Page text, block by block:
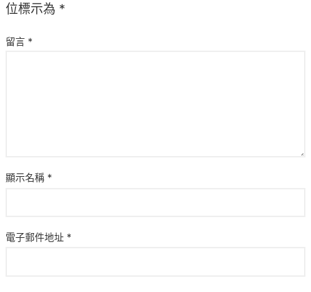
位標示為 *
留言 *
顯示名稱 *
電子郵件地址 *